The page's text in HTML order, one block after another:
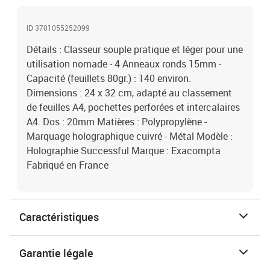
ID 3701055252099
Détails : Classeur souple pratique et léger pour une
utilisation nomade - 4 Anneaux ronds 15mm -
Capacité (feuillets 80gr.) : 140 environ.
Dimensions : 24 x 32 cm, adapté au classement
de feuilles A4, pochettes perforées et intercalaires
A4. Dos : 20mm Matières : Polypropylène -
Marquage holographique cuivré - Métal Modèle :
Holographie Successful Marque : Exacompta
Fabriqué en France
Caractéristiques
Garantie légale